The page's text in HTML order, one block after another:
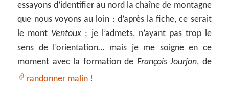
essayons d’identifier au nord la chaîne de montagne
que nous voyons au loin : d’après la fiche, ce serait
le mont Ventoux ; je l’admets, n’ayant pas trop le
sens de l’orientation… mais je me soigne en ce
moment avec la formation de François Jourjon, de
randonner malin !